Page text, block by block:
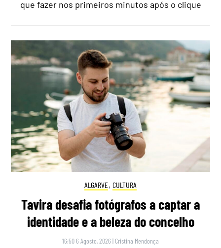
que fazer nos primeiros minutos após o clique
ALGARVE, CULTURA
Tavira desafia fotógrafos a captar a
identidade e a beleza do concelho
16:50 6 Agosto, 2026 | Cristina Mendonça